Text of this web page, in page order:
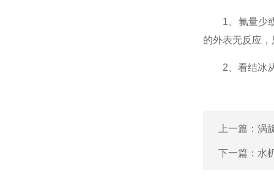
1、氟量少或
的外表无反应
2、看结冰从
上一篇： 涡
下一篇： 水